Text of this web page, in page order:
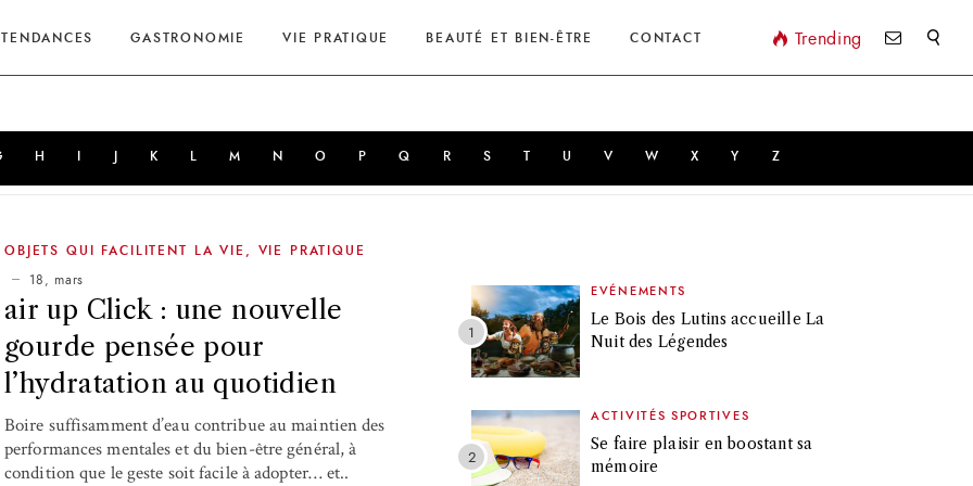
TENDANCES GASTRONOMIE VIE PRATIQUE BEAUTÉ ET BIEN-ÊTRE CONTACT Trending
H K M N O P Q R S T U V W X Y Z
OBJETS QUI FACILITENT LA VIE VIE PRATIQUE
18, mars
air up Click : une nouvelle
gourde pensée pour
l’hydratation au quotidien
Boire suffisamment d’eau contribue au maintien des
performances mentales et du bien-être général, à
condition que le geste soit facile à adopter… et..
EVÉNEMENTS
Le Bois des Lutins accueille La
Nuit des Légendes
ACTIVITÉS SPORTIVES
Se faire plaisir en boostant sa
mémoire